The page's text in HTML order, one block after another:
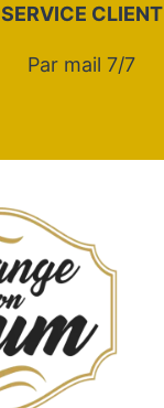
SERVICE CLIENT
Par mail 7/7